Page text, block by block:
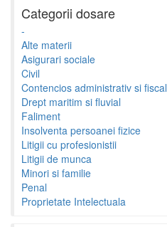
Categorii dosare
-
Alte materii
Asigurari sociale
Civil
Contencios administrativ si fiscal
Drept maritim si fluvial
Faliment
Insolventa persoanei fizice
Litigii cu profesionistii
Litigii de munca
Minori si familie
Penal
Proprietate Intelectuala